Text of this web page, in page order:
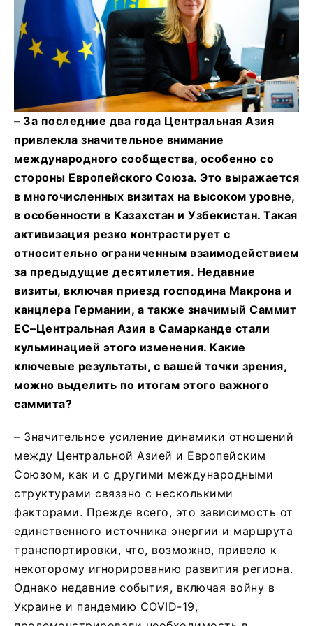
– За последние два года Центральная Азия
привлекла значительное внимание
международного сообщества, особенно со
стороны Европейского Союза. Это выражается
в многочисленных визитах на высоком уровне,
в особенности в Казахстан и Узбекистан. Такая
активизация резко контрастирует с
относительно ограниченным взаимодействием
за предыдущие десятилетия. Недавние
визиты, включая приезд господина Макрона и
канцлера Германии, а также значимый Саммит
ЕС–Центральная Азия в Самарканде стали
кульминацией этого изменения. Какие
ключевые результаты, с вашей точки зрения,
можно выделить по итогам этого важного
саммита?
– Значительное усиление динамики отношений
между Центральной Азией и Европейским
Союзом, как и с другими международными
структурами связано с несколькими
факторами. Прежде всего, это зависимость от
единственного источника энергии и маршрута
транспортировки, что, возможно, привело к
некоторому игнорированию развития региона.
Однако недавние события, включая войну в
Украине и пандемию COVID-19,